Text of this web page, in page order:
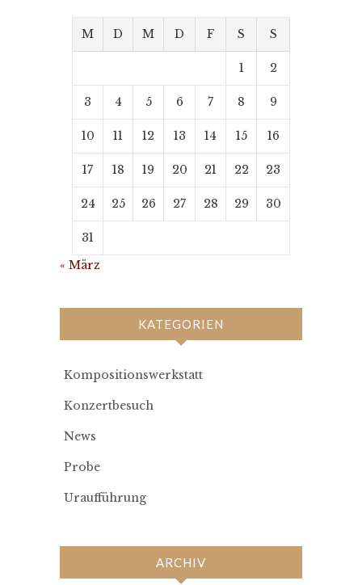
M D M D F S S
1 2
3 4 5 6 7 8 9
10 11 12 13 14 15 16
17 18 19 20 21 22 23
24 25 26 27 28 29 30
31
« März
KATEGORIEN
Kompositionswerkstatt
Konzertbesuch
News
Probe
Uraufführung
ARCHIV